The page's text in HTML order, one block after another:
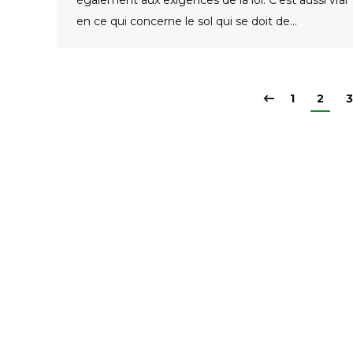
en ce qui concerne le sol qui se doit de…
1 2 3